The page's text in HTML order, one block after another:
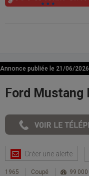
Annonce publiée le 21/06/2026
Ford Mustang
Créer une alerte
1965 Coupé 99